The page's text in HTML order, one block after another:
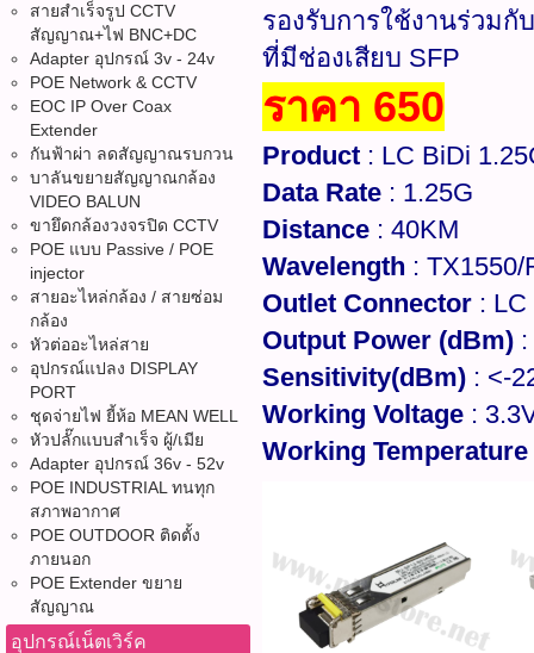
สายสำเร็จรูป CCTV
สัญญาณ+ไฟ BNC+DC
Adapter อุปกรณ์ 3v - 24v
POE Network & CCTV
EOC IP Over Coax
Extender
กันฟ้าผ่า ลดสัญญาณรบกวน
บาลันขยายสัญญาณกล้อง
VIDEO BALUN
ขายึดกล้องวงจรปิด CCTV
POE แบบ Passive / POE
injector
สายอะไหล่กล้อง / สายซ่อม
กล้อง
หัวต่ออะไหล่สาย
อุปกรณ์แปลง DISPLAY
PORT
ชุดจ่ายไฟ ยี้ห้อ MEAN WELL
หัวปลั๊กแบบสำเร็จ ผู้/เมีย
Adapter อุปกรณ์ 36v - 52v
POE INDUSTRIAL ทนทุก
สภาพอากาศ
POE OUTDOOR ติดตั้ง
ภายนอก
POE Extender ขยาย
สัญญาณ
อุปกรณ์เน็ตเวิร์ค
รองรับการใช้งานร่วม
ที่มีช่องเสียบ SFP
ราคา 650
Product: LC BiDi
Data Rate: 1.25G
Distance: 40KM
Wavelength : TX1550/
Outlet Connector: LC
Output Power (dBm)
Sensitivity(dBm): <-
Working Voltage:
Working Temperature